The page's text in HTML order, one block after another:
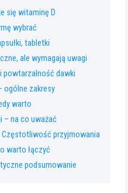
się witaminę D
wybrać
tabletki
ale wymagają uwagi
powtarzalność dawki
ogólne zakresy
warto
– na co uważać
Częstotliwość przyjmowania
warto łączyć
podsumowanie